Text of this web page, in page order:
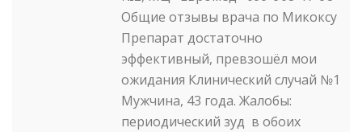
Общие отзывы врача по Микоксу
Препарат достаточно
эффективный, превзошёл мои
ожидания Клинический случай №1
Мужчина, 43 года. Жалобы:
периодический зуд в обоих